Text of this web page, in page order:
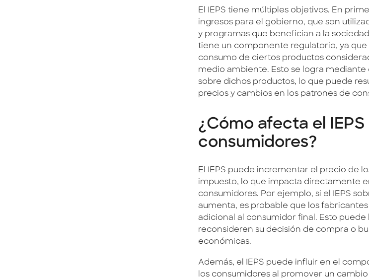
El IEPS tiene múltiples objetivos. En
ingresos para el gobierno, que son
y programas que benefician a la
tiene un componente regulatorio, ya que
consumo de ciertos productos
medio ambiente. Esto se logra
sobre dichos productos, lo que puede
precios y cambios en los patrones de
¿Cómo afecta el IEPS
consumidores?
El IEPS puede incrementar el precio de
impuesto, lo que impacta directamente
consumidores. Por ejemplo, si el IEPS
aumenta, es probable que los
adicional al consumidor final. Esto
reconsideren su decisión de compra o
económicas.
Además, el IEPS puede influir en el
los consumidores al promover un